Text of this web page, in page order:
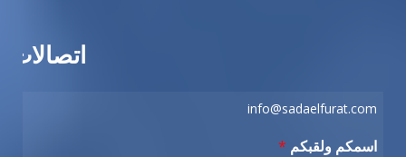
اتصالات
info@sadaelfurat.com
اسمكم ولقبكم *